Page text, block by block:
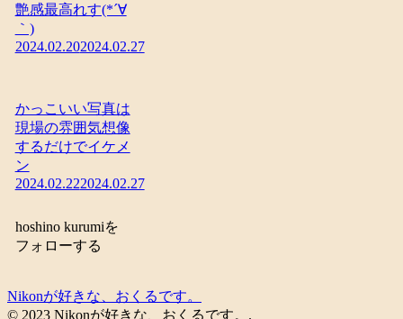
艶感最高れす(*´∀
｀)
2024.02.202024.02.27
かっこいい写真は
現場の雰囲気想像
するだけでイケメ
ン
2024.02.222024.02.27
hoshino kurumiを
フォローする
Nikonが好きな、おくるです。
© 2023 Nikonが好きな、おくるです。.